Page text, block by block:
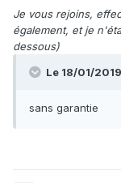
Je vous rejoins,
également, et je
dessous)
Le 18/01/
sans garantie